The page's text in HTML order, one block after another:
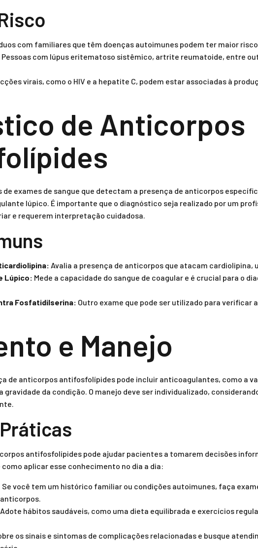
com familiares que têm doenças autoimunes podem ter maior
Pessoas com lúpus eritematoso sistêmico, artrite reumatoide, entre
virais, como o HIV e a hepatite C, podem estar associadas à
de Anticorpos
exames de sangue que detectam a presença de anticorpos
lúpico. É importante que o diagnóstico seja realizado por um
e requerem interpretação cuidadosa.
Avalia a presença de anticorpos que atacam cardiolipina,
Lúpico: Mede a capacidade do sangue de coagular e é crucial para o
Fosfatidilserina: Outro exame que pode ser utilizado para verificar
e Manejo
de anticorpos antifosfolípides pode incluir anticoagulantes, como a
gravidade da condição. O manejo deve ser individualizado,
antifosfolípides pode ajudar pacientes a tomarem decisões
aplicar esse conhecimento no dia a dia:
Se você tem um histórico familiar ou condições autoimunes, faça
Adote hábitos saudáveis, como uma dieta equilibrada e exercícios
os sinais e sintomas de complicações relacionadas e busque